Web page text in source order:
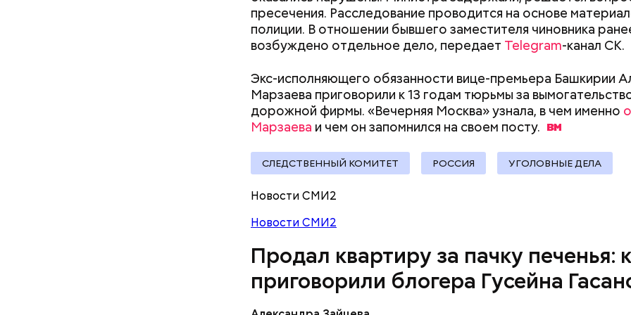
пресечения. Расследование проводится на основе
полиции. В отношении бывшего заместителя чиновника
возбуждено отдельное дело, передает Telegram-канал СК.
Экс-исполняющего обязанности вице-премьера Башкирии
Марзаева приговорили к 13 годам тюрьмы за
дорожной фирмы. «Вечерняя Москва» узнала, в чем именно
Марзаева и чем он запомнился на своем посту.
СЛЕДСТВЕННЫЙ КОМИТЕТ РОССИЯ УГОЛОВНЫЕ ДЕЛА
Новости СМИ2
Новости СМИ2
Продал квартиру за пачку печенья:
приговорили блогера Гусейна
Фото: База розыска МВД РФ
Молодого человека задержали. На первом же допросе он
посчитали, что мотивом преступления была квартира
которая в случае их смерти перешла бы сыну. Но спустя
дней Миссюра заявил, что ранее уже травил других людей.